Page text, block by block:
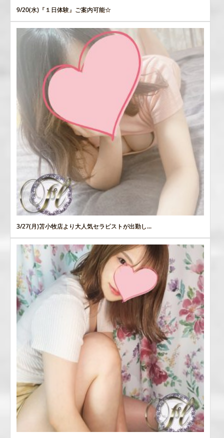
9/20(水)『１日体験』ご案内可能☆
3/27(月)苫小牧店より大人気セラピストが出勤し...